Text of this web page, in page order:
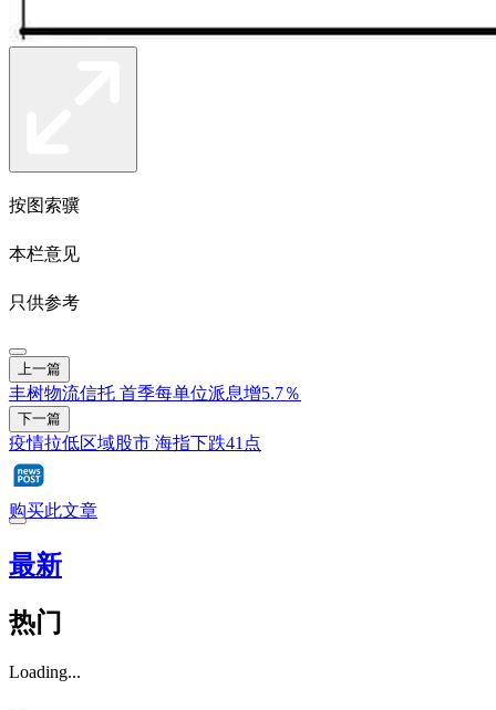
按图索骥
本栏意见
只供参考
上一篇
丰树物流信托 首季每单位派息增5.7％
下一篇
疫情拉低区域股市 海指下跌41点
购买此文章
最新
热门
Loading...